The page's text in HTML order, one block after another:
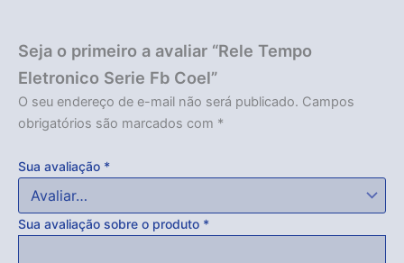
Seja o primeiro a avaliar “Rele Tempo
Eletronico Serie Fb Coel”
O seu endereço de e-mail não será publicado. Campos
obrigatórios são marcados com *
Sua avaliação *
Sua avaliação sobre o produto *